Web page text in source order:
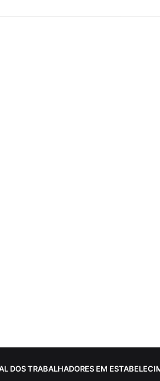
DOS TRABALHADORES EM